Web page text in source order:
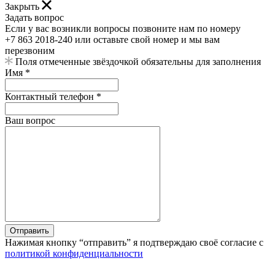
Закрыть
Задать вопрос
Если у вас возникли вопросы позвоните нам по номеру
+7 863 2018-240 или оставьте свой номер и мы вам
перезвоним
Поля отмеченные звёздочкой обязательны для заполнения
Имя *
Контактный телефон *
Ваш вопрос
Отправить
Нажимая кнопку “отправить” я подтверждаю своё согласие с
политикой конфиденциальности